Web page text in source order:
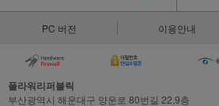
PC 버전 이용안내
플라워리퍼블릭
부산광역시 해운대구 양운로 80번길 22,9층